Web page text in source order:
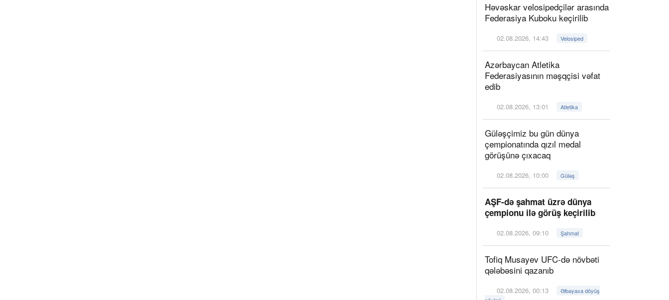
Həvəskar velosipedçilər arasında
Federasiya Kuboku keçirilib
02.08.2026, 14:43 Velosiped
Azərbaycan Atletika
Federasiyasının məşqçisi vəfat
edib
02.08.2026, 13:01 Atletika
Güləşçimiz bu gün dünya
çempionatında qızıl medal
görüşünə çıxacaq
02.08.2026, 10:00 Güləş
AŞF-də şahmat üzrə dünya
çempionu ilə görüş keçirilib
02.08.2026, 09:10 Şahmat
Tofiq Musayev UFC-də növbəti
qələbəsini qazanıb
02.08.2026, 00:13
Əlbəyaxa döyüş